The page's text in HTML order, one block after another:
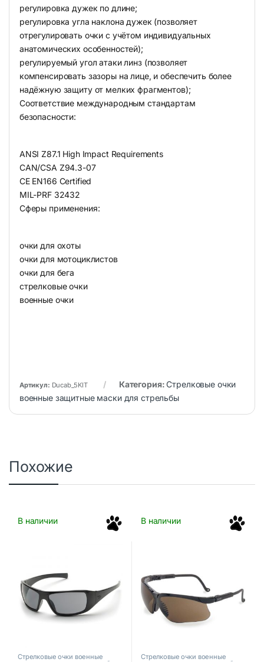
регулировка дужек по длине;
регулировка угла наклона дужек (позволяет
отрегулировать очки с учётом индивидуальных
анатомических особенностей);
регулируемый угол атаки линз (позволяет
компенсировать зазоры на лице, и обеспечить более
надёжную защиту от мелких фрагментов);
Соответствие международным стандартам
безопасности:
ANSI Z87.1 High Impact Requirements
CAN/CSA Z94.3-07
CE EN166 Certified
MIL-PRF 32432
Сферы применения:
очки для охоты
очки для мотоциклистов
очки для бега
стрелковые очки
военные очки
Артикул: Ducab_5KIT Категория:Стрелковые очки
военные защитные маски для стрельбы
Похожие
В наличии
Стрелковые очки военные
В наличии
Стрелковые очки военные